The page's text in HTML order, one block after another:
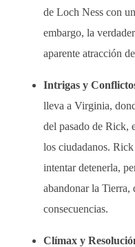
de Loch Ness con
embargo, la
aparente atracción
Intrigas y
lleva a Virginia,
del pasado de Rick,
los ciudadanos.
intentar detenerla,
abandonar la Tierra,
consecuencias.
Clímax y